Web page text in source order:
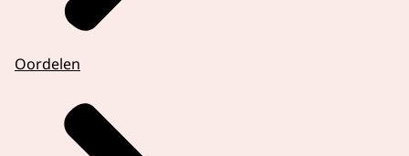
Oordelen